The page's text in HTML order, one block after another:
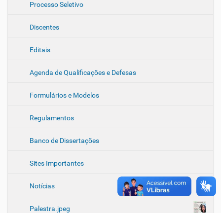
Processo Seletivo
Discentes
Editais
Agenda de Qualificações e Defesas
Formulários e Modelos
Regulamentos
Banco de Dissertações
Sites Importantes
Notícias
Palestra.jpeg